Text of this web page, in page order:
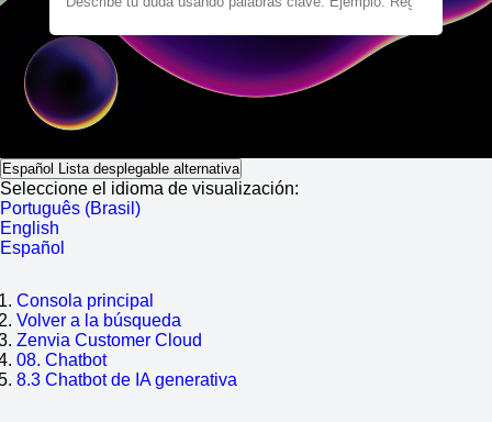
Español Lista desplegable alternativa
Seleccione el idioma de visualización:
Português (Brasil)
English
Español
Consola principal
Volver a la búsqueda
Zenvia Customer Cloud
08. Chatbot
8.3 Chatbot de IA generativa